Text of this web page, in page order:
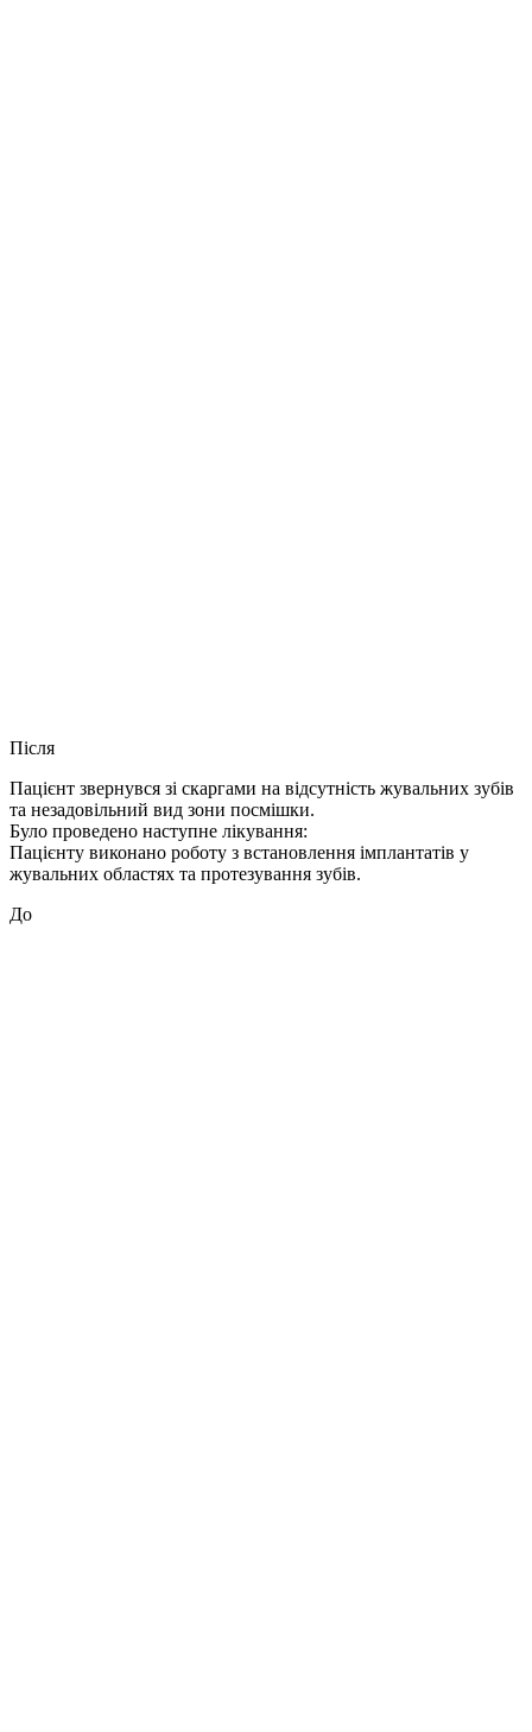
Після
Пацієнт звернувся зі скаргами на відсутність жувальних зубів
та незадовільний вид зони посмішки.
Було проведено наступне лікування:
Пацієнту виконано роботу з встановлення імплантатів у
жувальних областях та протезування зубів.
До